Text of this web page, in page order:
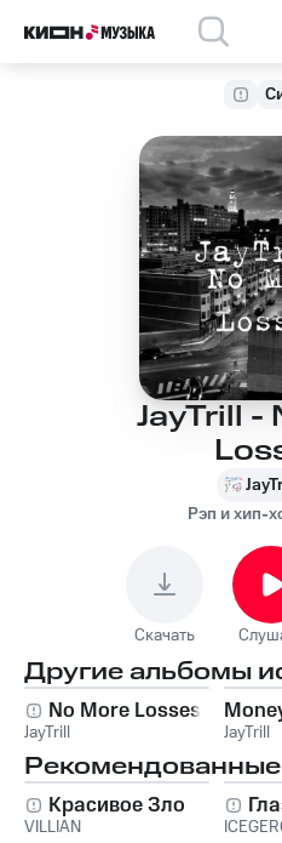
JayTrill -
Рэп и хип-
Скачать
Другие альбомы
No More Losses
JayTrill JayTrill
Красивое Зло
VILLIAN